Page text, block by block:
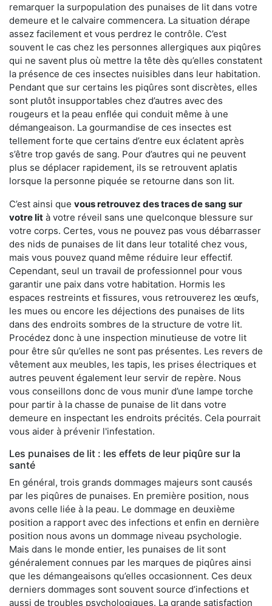
remarquer la surpopulation des punaises de lit dans votre
demeure et le calvaire commencera. La situation dérape
assez facilement et vous perdrez le contrôle. C’est
souvent le cas chez les personnes allergiques aux piqûres
qui ne savent plus où mettre la tête dès qu’elles constatent
la présence de ces insectes nuisibles dans leur habitation.
Pendant que sur certains les piqûres sont discrètes, elles
sont plutôt insupportables chez d’autres avec des
rougeurs et la peau enflée qui conduit même à une
démangeaison. La gourmandise de ces insectes est
tellement forte que certains d’entre eux éclatent après
s’être trop gavés de sang. Pour d’autres qui ne peuvent
plus se déplacer rapidement, ils se retrouvent aplatis
lorsque la personne piquée se retourne dans son lit.
C’est ainsi que vous retrouvez des traces de sang sur
votre lit à votre réveil sans une quelconque blessure sur
votre corps. Certes, vous ne pouvez pas vous débarrasser
des nids de punaises de lit dans leur totalité chez vous,
mais vous pouvez quand même réduire leur effectif.
Cependant, seul un travail de professionnel pour vous
garantir une paix dans votre habitation. Hormis les
espaces restreints et fissures, vous retrouverez les œufs,
les mues ou encore les déjections des punaises de lits
dans des endroits sombres de la structure de votre lit.
Procédez donc à une inspection minutieuse de votre lit
pour être sûr qu’elles ne sont pas présentes. Les revers de
vêtement aux meubles, les tapis, les prises électriques et
autres peuvent également leur servir de repère. Nous
vous conseillons donc de vous munir d’une lampe torche
pour partir à la chasse de punaise de lit dans votre
demeure en inspectant les endroits précités. Cela pourrait
vous aider à prévenir l'infestation.
Les punaises de lit : les effets de leur piqûre sur la
santé
En général, trois grands dommages majeurs sont causés
par les piqûres de punaises. En première position, nous
avons celle liée à la peau. Le dommage en deuxième
position a rapport avec des infections et enfin en dernière
position nous avons un dommage niveau psychologie.
Mais dans le monde entier, les punaises de lit sont
généralement connues par les marques de piqûres ainsi
que les démangeaisons qu’elles occasionnent. Ces deux
derniers dommages sont souvent source d’infections et
aussi de troubles psychologiques. La grande satisfaction